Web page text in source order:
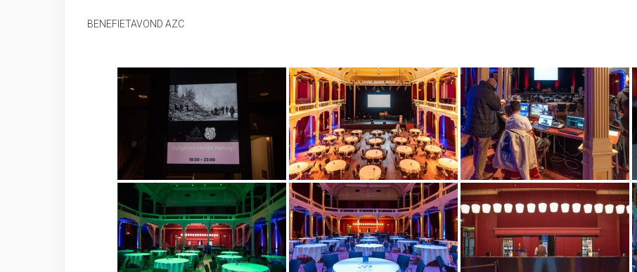
BENEFIETAVOND AZC